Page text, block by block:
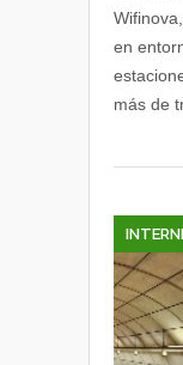
en
más de